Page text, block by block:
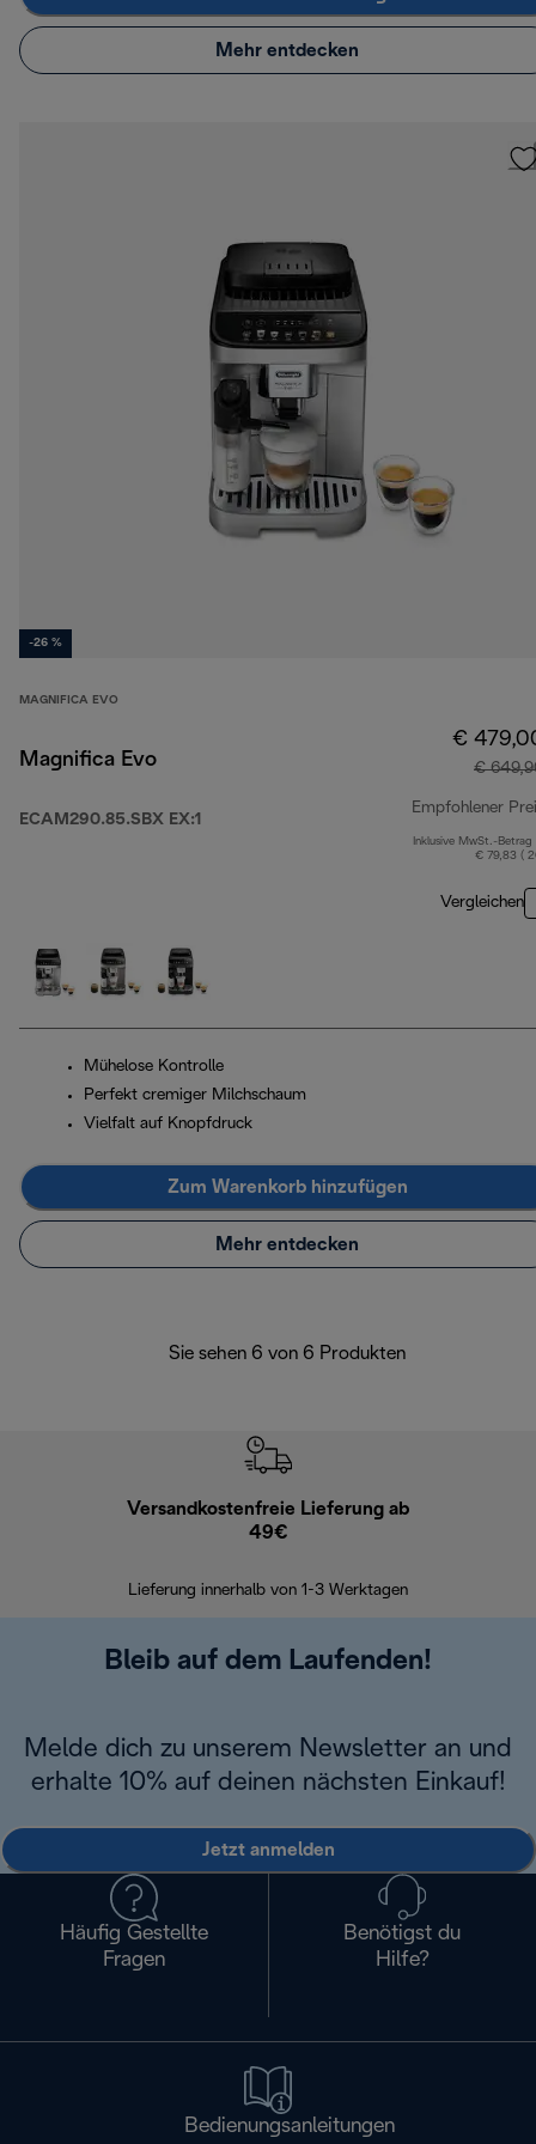
Mehr entdecken
-26 %
MAGNIFICA EVO
Magnifica Evo
ECAM290.85.SBX EX:1
€
€
Empfohlener
Inklusive MwSt.-Betrag
€ 79,83 (
Vergleichen
Mühelose Kontrolle
Perfekt cremiger Milchschaum
Vielfalt auf Knopfdruck
Zum Warenkorb hinzufügen
Mehr entdecken
Sie sehen 6 von 6 Produkten
Versandkostenfreie Lieferung ab
49€
Lieferung innerhalb von 1-3 Werktagen
Bleib auf dem Laufenden!
Melde dich zu unserem Newsletter an und
erhalte 10% auf deinen nächsten Einkauf!
Jetzt anmelden
Häufig Gestellte
Fragen
Benötigst du
Hilfe?
Bedienungsanleitungen